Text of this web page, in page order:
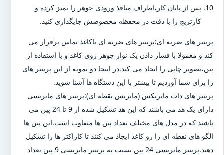
پس از پایان کار،اطراف منافذ ورودی جوهر را تمیز کرده و
کارتریج را با دقت در محفظه مخصوصش جایگذاری کنید.
پرینتر های ضربه ای:پرینتر های ضربه ای باکاغذ تماس برقرار می
کند و معمولا با فشار دادن یک نوار جوهر روی کاغذ و با استفاده از
پین،تصویر چاپی را ایجاد می کند.در اینجا دو نمونه از این پرینتر های
را برای شما آوردیم تا بیشتر با این دستگاه ها آشنا شوید.
پرینتر های دات ماتریکس (ماتریس نقطه ای):پرینتر های ماتریسی
دارای یک هد می باشند که این هد تشکیل شده از 9 تا 24 پین می
باشند که در مدل های مختلف تعداد پین ها متفاوت است.این پین ها
الگو های نقطه ای را رو کاغذ ایجاد می کنند تا کاراکتر ها را تشکیل
دهند.پرینتر ماتریسی 24 پین نسبت به پرینتر ماتریسی 9 پین تعداد